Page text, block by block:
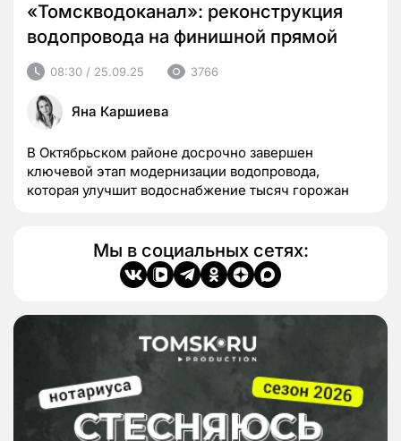
«Томскводоканал»: реконструкция
водопровода на финишной прямой
08:30 / 25.09.25 3766
Яна Каршиева
В Октябрьском районе досрочно завершен
ключевой этап модернизации водопровода,
которая улучшит водоснабжение тысяч горожан
Мы в социальных сетях: